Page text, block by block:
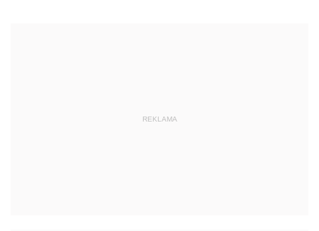
REKLAMA